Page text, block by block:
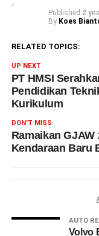
Published 2
By Koes
RELATED TOPICS:
UP NEXT
PT HMSI
Pendidikan
Kurikulum
DON'T MISS
Ramaikan
Kendaraan Baru
AUTO
Volvo